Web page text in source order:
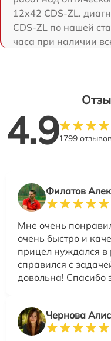
12x42 CDS-ZL.
CDS-ZL по нашей
часа при наличии
4.91799 отзывов
Филатов
Мне очень
очень быстро и
прицел нуждался в
справился с
довольна! Спасибо
Чернова